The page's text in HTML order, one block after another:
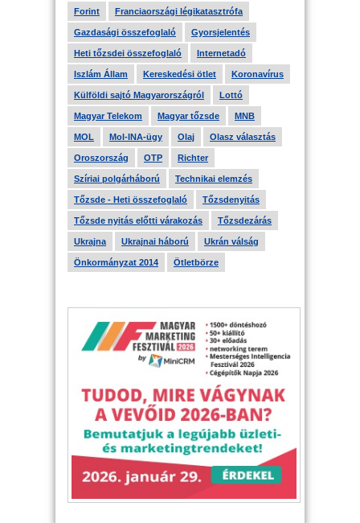
Forint Franciaországi légikatasztrófa
Gazdasági összefoglaló Gyorsjelentés
Heti tőzsdei összefoglaló Internetadó
Iszlám Állam Kereskedési ötlet Koronavírus
Külföldi sajtó Magyarországról Lottó
Magyar Telekom Magyar tőzsde MNB
MOL Mol-INA-ügy Olaj Olasz választás
Oroszország OTP Richter
Szíriai polgárháború Technikai elemzés
Tőzsde - Heti összefoglaló Tőzsdenyitás
Tőzsde nyitás előtti várakozás Tőzsdezárás
Ukrajna Ukrajnai háború Ukrán válság
Önkormányzat 2014 Ötletbörze